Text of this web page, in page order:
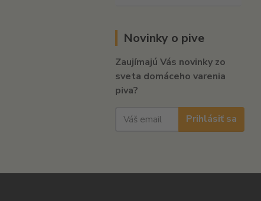
Novinky o pive
Zaujímajú Vás novinky zo
sveta domáceho varenia
piva?
Prihlásiť sa